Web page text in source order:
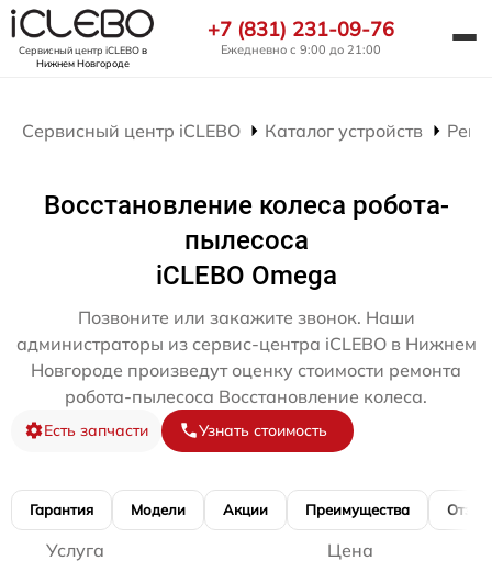
Сервисный центр iCLEBOв
Нижнем Новгороде
+7 (831) 231-09-76
Ежедневно с 9:00 до 21:00
Сервисный центр iCLEBO Каталог устройств
Восстановление колеса робота-
пылесоса
iCLEBO Omega
Позвоните или закажите звонок. Наши
администраторы из сервис-центра iCLEBO в Нижнем
Новгороде произведут оценку стоимости ремонта
робота-пылесоса Восстановление колеса.
Есть запчасти Узнать стоимость
Гарантия Модели Акции Преимущества
Услуга Цена